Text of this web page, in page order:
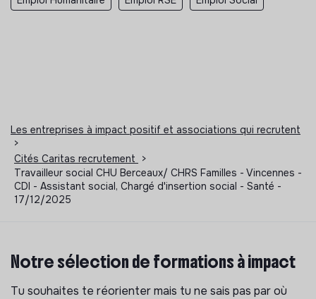
Les entreprises à impact positif et associations qui recrutent
>
Cités Caritas recrutement
>
Travailleur social CHU Berceaux/ CHRS Familles - Vincennes -
CDI - Assistant social, Chargé d'insertion social - Santé -
17/12/2025
Notre sélection de formations à impact
Tu souhaites te réorienter mais tu ne sais pas par où